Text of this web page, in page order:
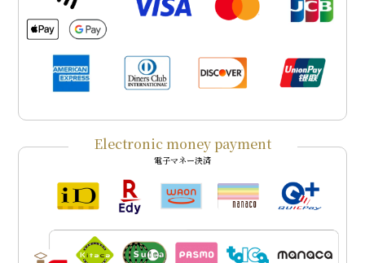
Electronic money payment
電子マネー決済